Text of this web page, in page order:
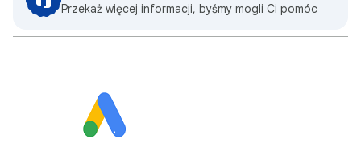
Przekaż więcej informacji, byśmy mogli Ci pomóc